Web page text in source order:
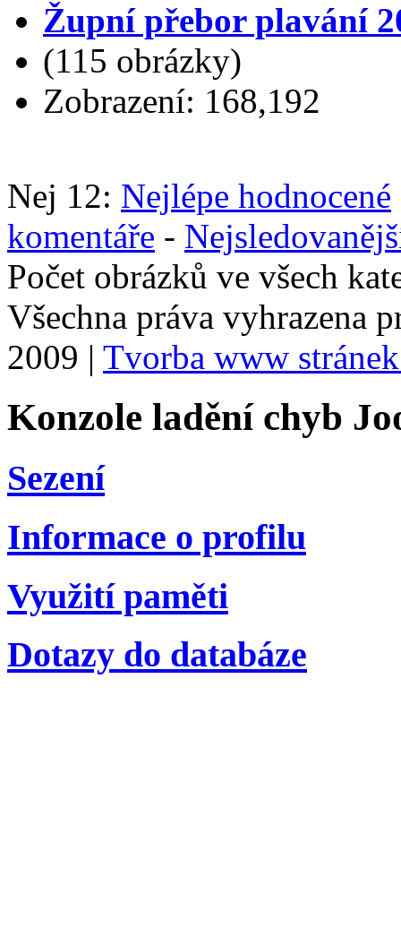
Župní přebor plavání
(115 obrázky)
Zobrazení: 168,192
Nej 12: Nejlépe hodnocené
komentáře -
Počet obrázků ve všech
Všechna práva vyhrazena
2009 | Tvorba www
Konzole ladění chyb
Sezení
Informace o profilu
Využití paměti
Dotazy do databáze